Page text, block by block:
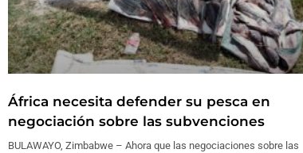
África necesita defender su pesca en
negociación sobre las subvenciones
BULAWAYO, Zimbabwe – Ahora que las negociaciones sobre las